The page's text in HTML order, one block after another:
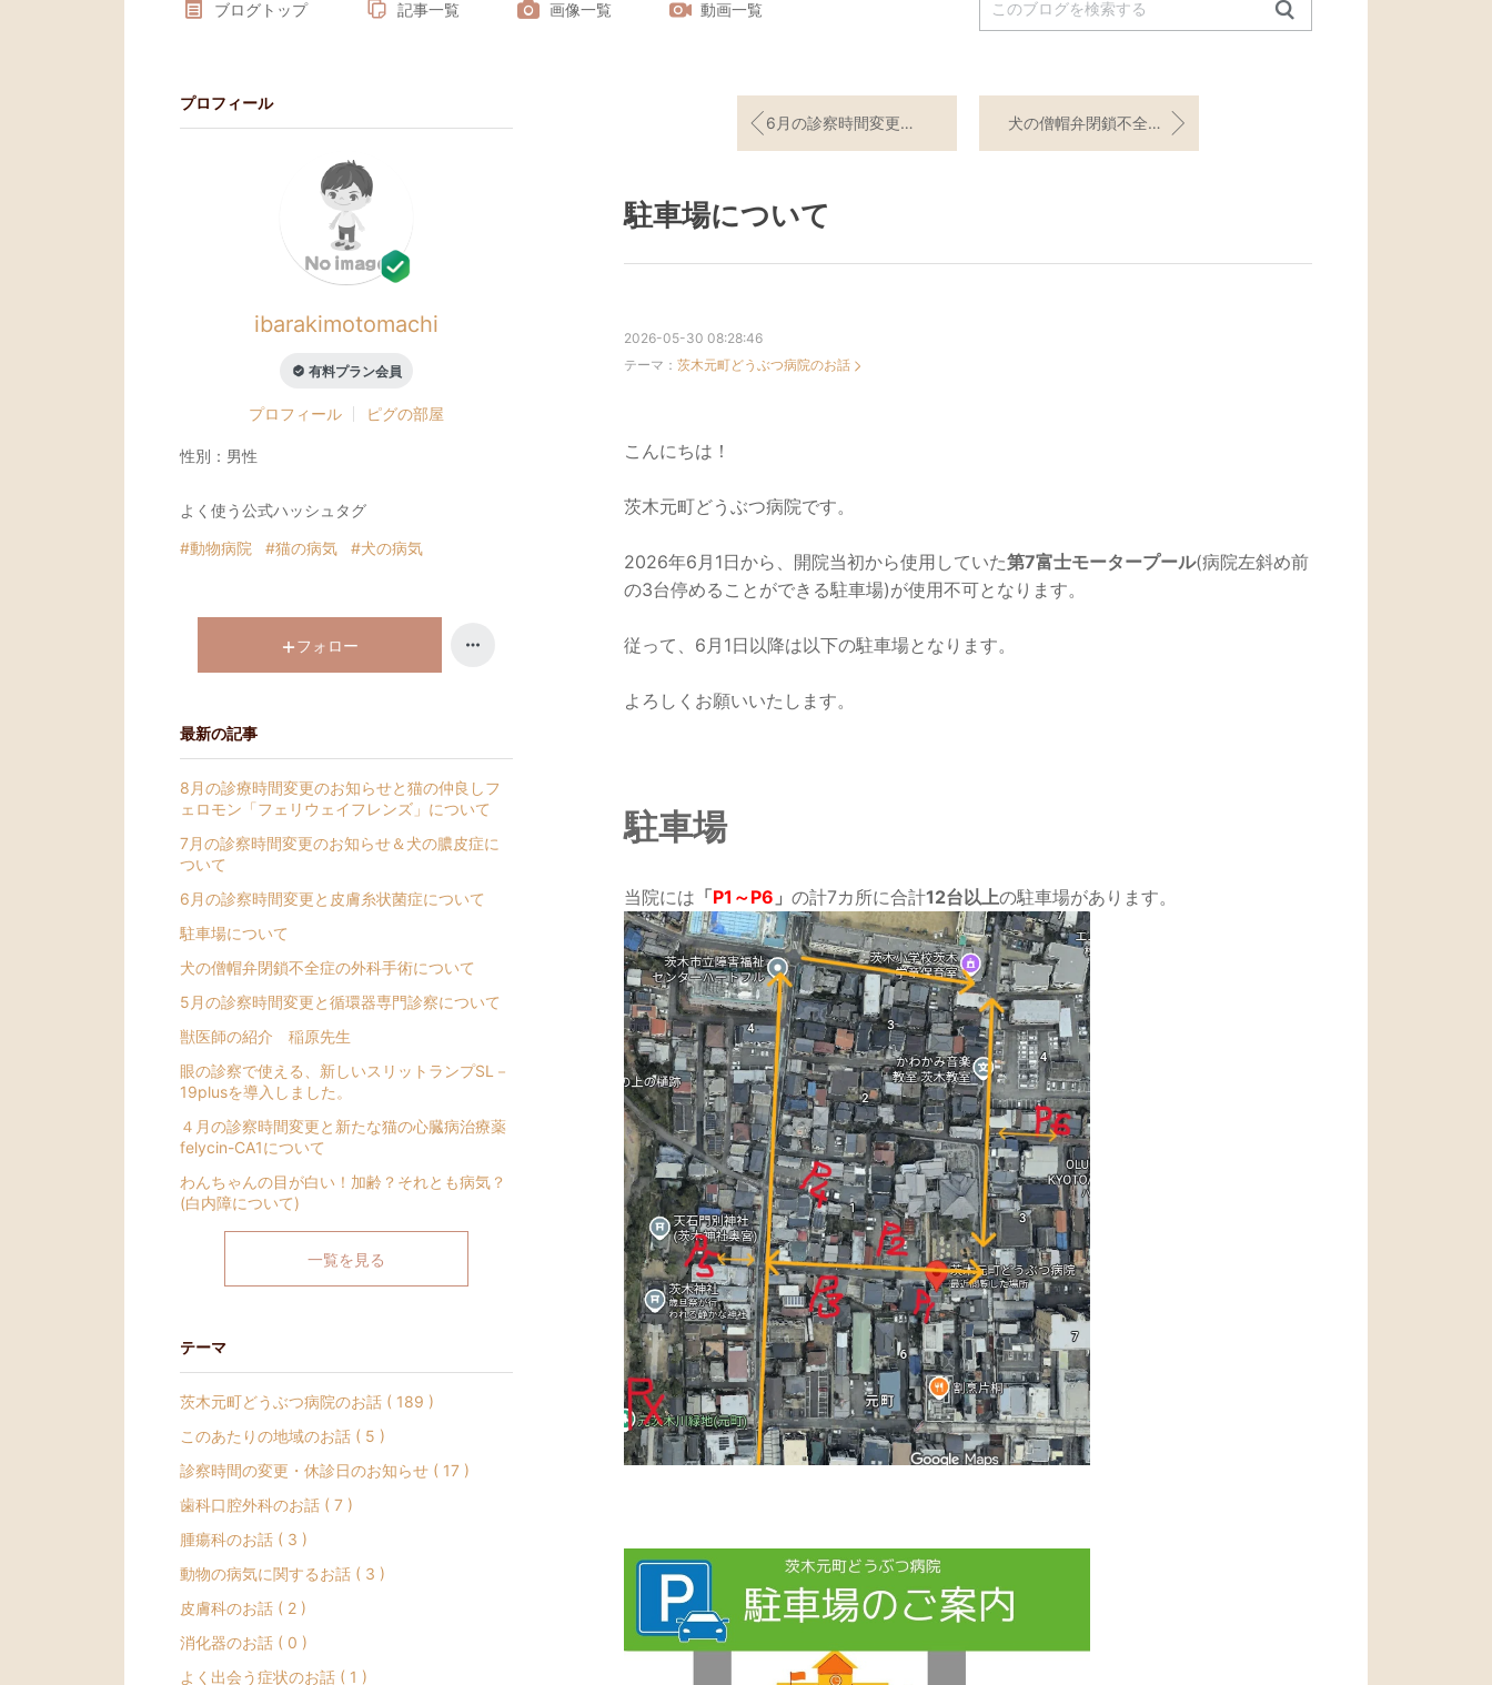
ブログトップ 記事一覧 画像一覧 動画一覧
6月の診察時間変更と皮膚糸状菌症について 犬の僧帽弁閉鎖不全症の外科手術について
駐車場について
2026-05-30 08:28:46
テーマ： 茨木元町どうぶつ病院のお話
こんにちは！
茨木元町どうぶつ病院です。
2026年6月1日から、開院当初から使用していた第7富士モータープール(病院左斜め前
の3台停めることができる駐車場)が使用不可となります。
従って、6月1日以降は以下の駐車場となります。
よろしくお願いいたします。
駐車場
当院には 「P1～P6 」 の計7カ所に合計12台以上の駐車場があります。
プロフィール
ibarakimotomachi
有料プラン会員
プロフィール ピグの部屋
性別： 男性
よく使う公式ハッシュタグ
#動物病院 #猫の病気 #犬の病気
フォロー
最新の記事
8月の診療時間変更のお知らせと猫の仲良しフ
ェロモン「フェリウェイフレンズ」について
7月の診察時間変更のお知らせ＆犬の膿皮症に
ついて
6月の診察時間変更と皮膚糸状菌症について
駐車場について
犬の僧帽弁閉鎖不全症の外科手術について
5月の診察時間変更と循環器専門診察について
獣医師の紹介 稲原先生
眼の診察で使える、新しいスリットランプSL－
19plusを導入しました。
４月の診察時間変更と新たな猫の心臓病治療薬
felycin-CA1について
わんちゃんの目が白い！加齢？それとも病気？
(白内障について)
一覧を見る
テーマ
茨木元町どうぶつ病院のお話 ( 189 )
このあたりの地域のお話 ( 5 )
診察時間の変更・休診日のお知らせ ( 17 )
歯科口腔外科のお話 ( 7 )
腫瘍科のお話 ( 3 )
動物の病気に関するお話 ( 3 )
皮膚科のお話 ( 2 )
消化器のお話 ( 0 )
よく出会う症状のお話 ( 1 )